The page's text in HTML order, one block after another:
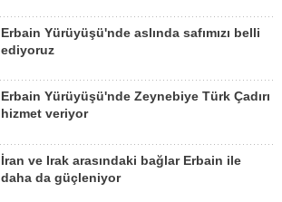
Erbain Yürüyüşü'nde aslında safımızı belli
ediyoruz
Erbain Yürüyüşü'nde Zeynebiye Türk Çadırı
hizmet veriyor
İran ve Irak arasındaki bağlar Erbain ile
daha da güçleniyor